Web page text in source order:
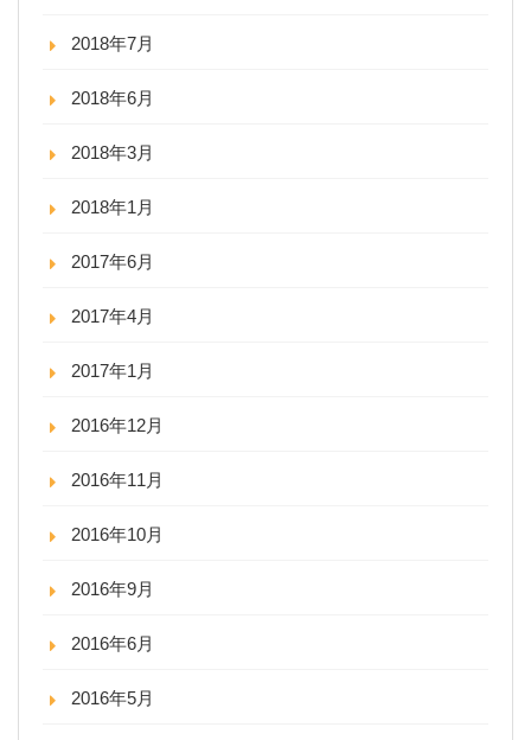
2018年7月
2018年6月
2018年3月
2018年1月
2017年6月
2017年4月
2017年1月
2016年12月
2016年11月
2016年10月
2016年9月
2016年6月
2016年5月